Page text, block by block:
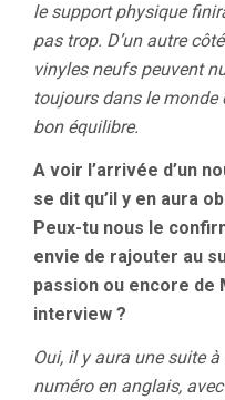
le support physique
pas trop. D’un autre
vinyles neufs peuvent
toujours dans le
bon équilibre.
A voir l’arrivée d’un
se dit qu’il y en aura
Peux-tu nous le
envie de rajouter au
passion ou encore de
interview ?
Oui, il y aura une suite
numéro en anglais,